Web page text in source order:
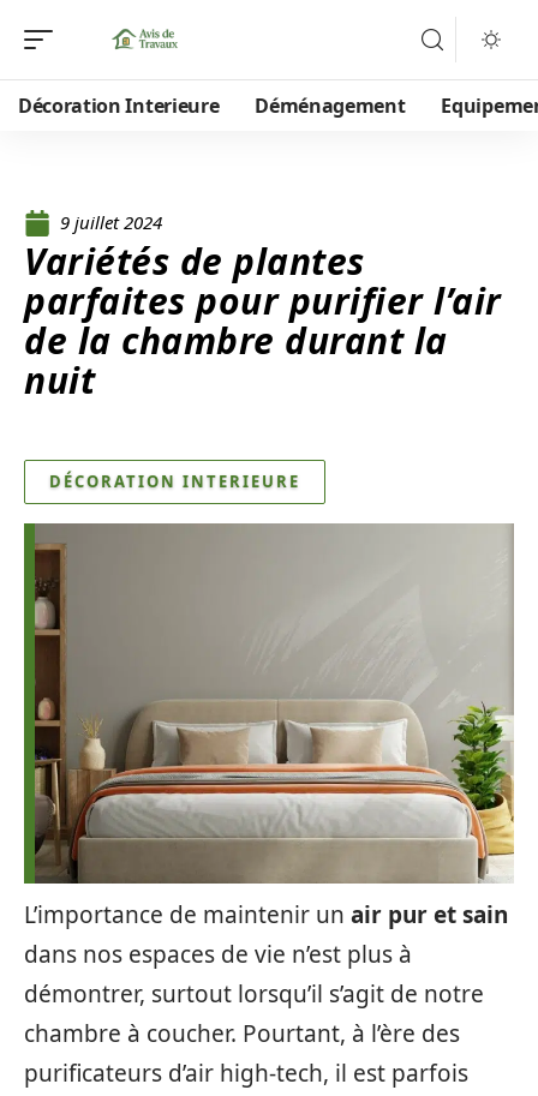
Décoration Interieure Déménagement
9 juillet 2024
Variétés de plantes
parfaites pour purifier l’air
de la chambre durant la
nuit
DÉCORATION INTERIEURE
L’importance de maintenir un air pur et sain
dans nos espaces de vie n’est plus à
démontrer, surtout lorsqu’il s’agit de notre
chambre à coucher. Pourtant, à l’ère des
purificateurs d’air high-tech, il est parfois